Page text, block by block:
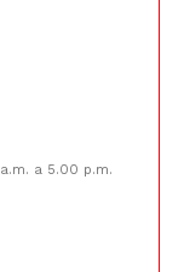
a 5.00 p.m.